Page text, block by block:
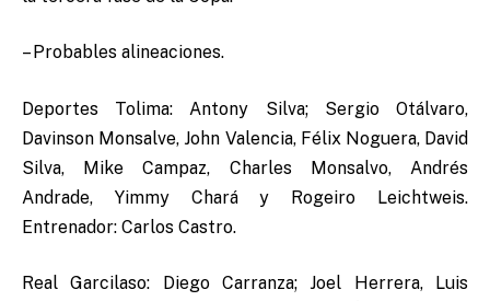
– Probables alineaciones.
Deportes Tolima: Antony Silva; Sergio Otálvaro,
Davinson Monsalve, John Valencia, Félix Noguera, David
Silva, Mike Campaz, Charles Monsalvo, Andrés
Andrade, Yimmy Chará y Rogeiro Leichtweis.
Entrenador: Carlos Castro.
Real Garcilaso: Diego Carranza; Joel Herrera, Luis